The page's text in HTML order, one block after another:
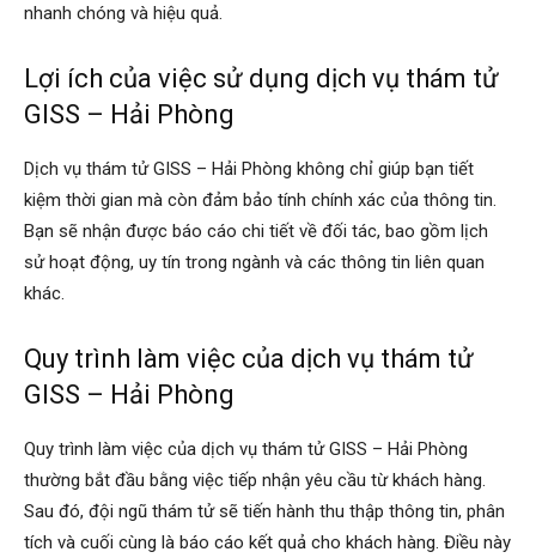
văn
phòng
thám
phòng,
nhanh chóng và hiệu quả.
Lợi ích của việc sử dụng dịch vụ thám tử
GISS – Hải Phòng
Dịch vụ thám tử GISS – Hải Phòng không chỉ giúp bạn tiết
kiệm thời gian mà còn đảm bảo tính chính xác của thông tin.
Bạn sẽ nhận được báo cáo chi tiết về đối tác, bao gồm lịch
sử hoạt động, uy tín trong ngành và các thông tin liên quan
khác.
Quy trình làm việc của dịch vụ thám tử
GISS – Hải Phòng
Quy trình làm việc của dịch vụ thám tử GISS – Hải Phòng
thường bắt đầu bằng việc tiếp nhận yêu cầu từ khách hàng.
Sau đó, đội ngũ thám tử sẽ tiến hành thu thập thông tin, phân
tích và cuối cùng là báo cáo kết quả cho khách hàng. Điều này